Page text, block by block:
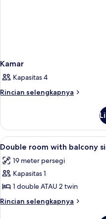
Kamar
Kapasitas 4
Rincian selengkapnya
Rincian
Kamar
Lihat
semua
foto
untuk
Double
room
1
Double room with balcony
19 meter persegi
Kapasitas 1
1 double ATAU 2 twin
Rincian selengkapnya
Rincian